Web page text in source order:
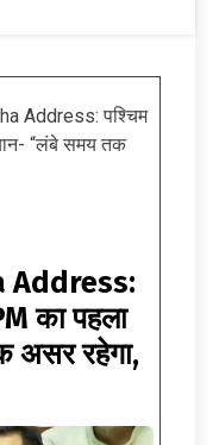
Address: पश्चिम
“लंबे समय तक
Address:
का पहला
असर रहेगा,